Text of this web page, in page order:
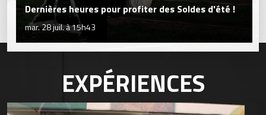
Dernières heures pour profiter des Soldes d'été !
mar. 28 juil. à 15h43
EXPÉRIENCES